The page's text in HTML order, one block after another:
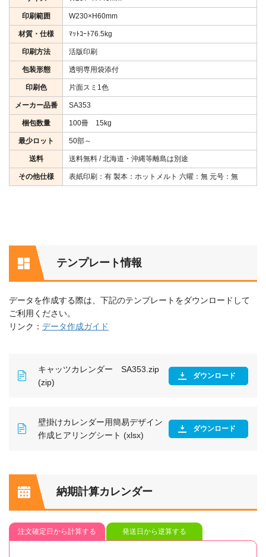
印刷範囲 W230×H60mm
材質・仕様 ﾏｯﾄｺｰﾄ76.5kg
印刷方法 活版印刷
包装形態 透明専用袋添付
印刷色 片面スミ1色
メーカー品番 SA353
梱包数量 100冊 15kg
最少ロット 50部～
送料 送料無料 / 北海道・沖縄等離島は別途
その他仕様 表紙印刷：有 製本：ホットメルト 六曜：無 元号：無
テンプレート情報
データを作成する際は、下記のテンプレートをダウンロードして
ご利用ください。
リンク： データ作成ガイド
キャッツカレンダー SA353.zip
(zip)
ダウンロード
壁掛けカレンダー用簡易デザイン
作成ヒアリングシート (xlsx)
ダウンロード
納期計算カレンダー
注文確定日から計算する 発送日から逆算する